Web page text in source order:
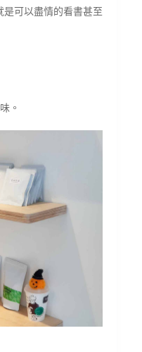
可以盡情的看書甚至
。